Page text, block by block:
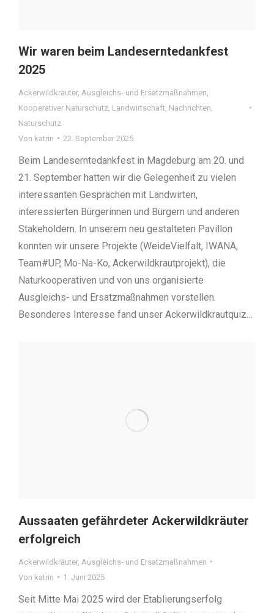
Wir waren beim Landeserntedankfest
2025
Ackerwildkräuter, Ausgleichs- und Ersatzmaßnahmen
Kooperativer Naturschutz Landwirtschaft Nachrichten
Naturschutz
Von katrin 22. September 2025
Beim Landeserntedankfest in Magdeburg am 20. und
21. September hatten wir die Gelegenheit zu vielen
interessanten Gesprächen mit Landwirten,
interessierten Bürgerinnen und Bürgern und anderen
Stakeholdern. In unserem neu gestalteten Pavillon
konnten wir unsere Projekte (WeideVielfalt, IWANA,
Team#UP, Mo-Na-Ko, Ackerwildkrautprojekt), die
Naturkooperativen und von uns organisierte
Ausgleichs- und Ersatzmaßnahmen vorstellen.
Besonderes Interesse fand unser Ackerwildkrautquiz…
Aussaaten gefährdeter Ackerwildkräuter
erfolgreich
Ackerwildkräuter, Ausgleichs- und Ersatzmaßnahmen
Von katrin 1. Juni 2025
Seit Mitte Mai 2025 wird der Etablierungserfolg